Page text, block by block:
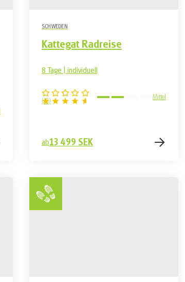
SCHWEDEN
Kattegat Radreise
(18)
Mittel
8 Tage | individuell
ab13 499 SEK